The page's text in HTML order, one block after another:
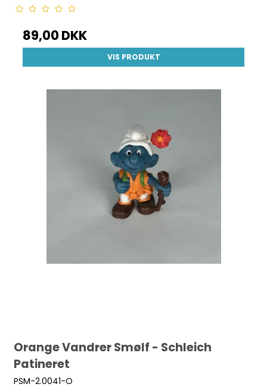
89,00 DKK
VIS PRODUKT
Orange Vandrer Smølf - Schleich
Patineret
PSM-2.0041-O